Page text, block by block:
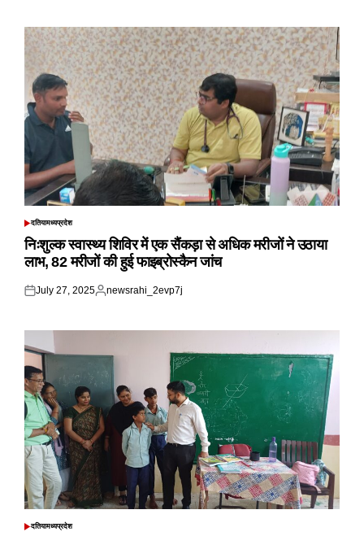
POSTED
IN
दतियामध्यप्रदेश
निःशुल्क स्वास्थ्य शिविर में एक सैंकड़ा से अधिक मरीजों ने उठाया
लाभ, 82 मरीजों की हुई फाइब्रोस्कैन जांच
Posted
July 27, 2025
Posted
newsrahi_2evp7j
POSTED
दतियामध्यप्रदेश